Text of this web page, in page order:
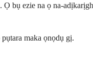
bụ ezie na ọ na-
maka ọnọdụ gị.